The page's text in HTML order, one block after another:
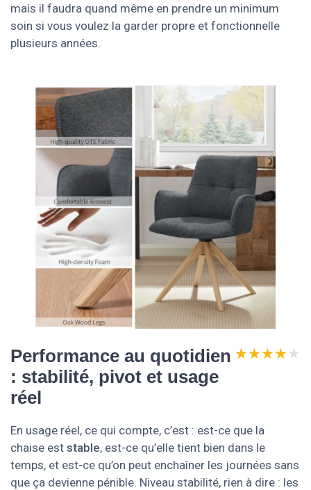
mais il faudra quand même en prendre un minimum
soin si vous voulez la garder propre et fonctionnelle
plusieurs années.
Performance au quotidien
: stabilité, pivot et usage
réel
★★★★★
★★★★★
En usage réel, ce qui compte, c’est : est-ce que la
chaise est stable, est-ce qu’elle tient bien dans le
temps, et est-ce qu’on peut enchaîner les journées sans
que ça devienne pénible. Niveau stabilité, rien à dire : les